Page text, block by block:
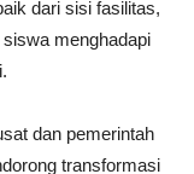
dari sisi fasilitas,
menghadapi
dan pemerintah
transformasi